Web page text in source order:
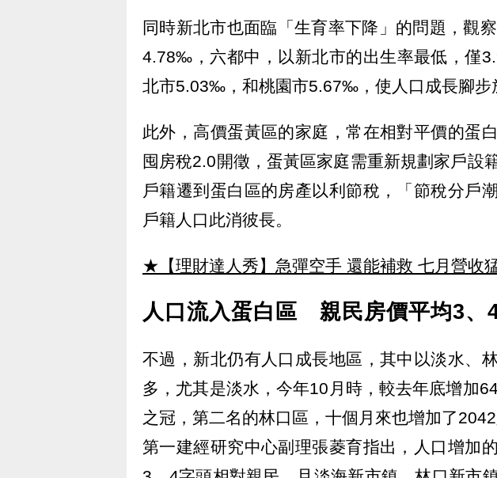
同時新北市也面臨「生育率下降」的問題，觀
4.78‰，六都中，以新北市的出生率最低，僅
北市5.03‰，和桃園市5.67‰，使人口成長腳步
此外，高價蛋黃區的家庭，常在相對平價的蛋
囤房稅2.0開徵，蛋黃區家庭需重新規劃家戶設
戶籍遷到蛋白區的房產以利節稅，「節稅分戶
戶籍人口此消彼長。
★【理財達人秀】急彈空手 還能補救 七月營收
人口流入蛋白區 親民房價平均3、
不過，新北仍有人口成長地區，其中以淡水、
多，尤其是淡水，今年10月時，較去年底增加
之冠，第二名的林口區，十個月來也增加了2042
第一建經研究中心副理張菱育指出，人口增加